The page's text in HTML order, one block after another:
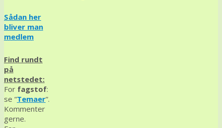
Sådan her
bliver man
medlem
Find rundt
på
netstedet:
For fagstof:
se “Temaer“.
Kommenter
gerne.